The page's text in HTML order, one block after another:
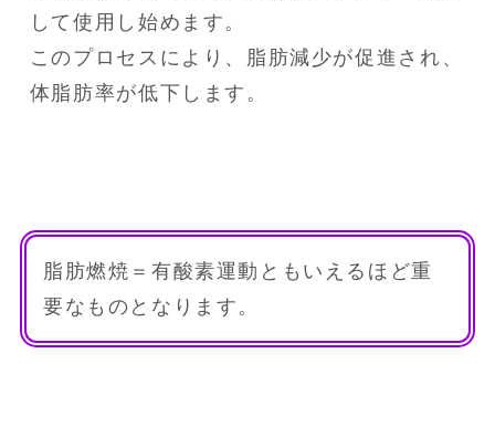
して使用し始めます。
このプロセスにより、脂肪減少が促進され、
体脂肪率が低下します。
脂肪燃焼＝有酸素運動ともいえるほど重
要なものとなります。